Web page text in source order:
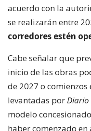
acuerdo con la
se realizarán entre
corredores estén
Cabe señalar que
inicio de las obras
de 2027 o comienzos
levantadas porDiario
modelo
haber comenzado